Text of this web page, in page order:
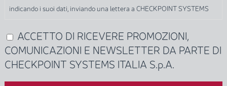
in
con
quanto
previsto
dagli
indicando i suoi dati, inviando una lettera a CHECKPOINT SYSTEMS
Cusago, MI, o via e-mail, al seguente indirizzo di posta elettronica:
GDPR.IT@checkpt.com.
(Obbligatorio)
ACCETTO DI RICEVERE PROMOZIONI,
COMUNICAZIONI E NEWSLETTER DA PARTE DI
CHECKPOINT SYSTEMS ITALIA S.p.A.